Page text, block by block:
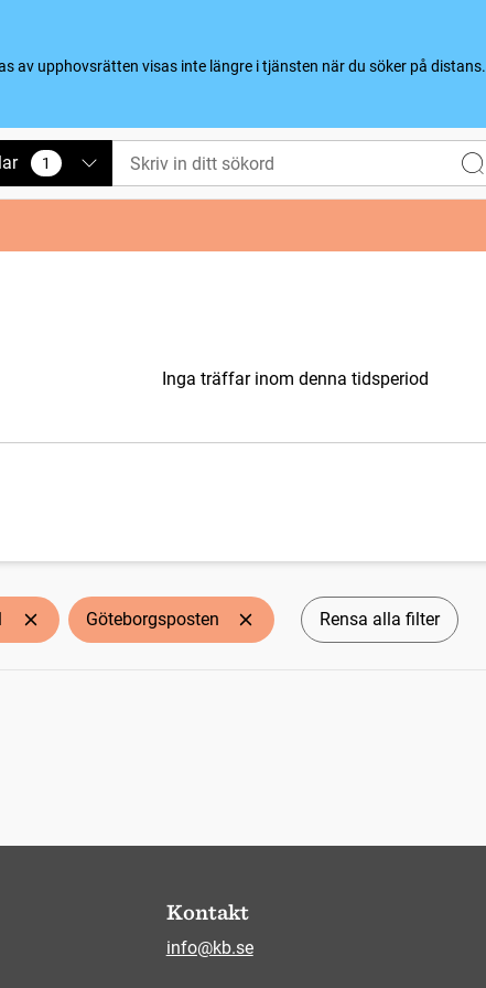
av upphovsrätten visas inte längre i tjänsten när du söker på distans.
1
vald
Inga träffar inom denna tidsperiod
Göteborgsposten Rensa alla filter
Kontakt
info@kb.se